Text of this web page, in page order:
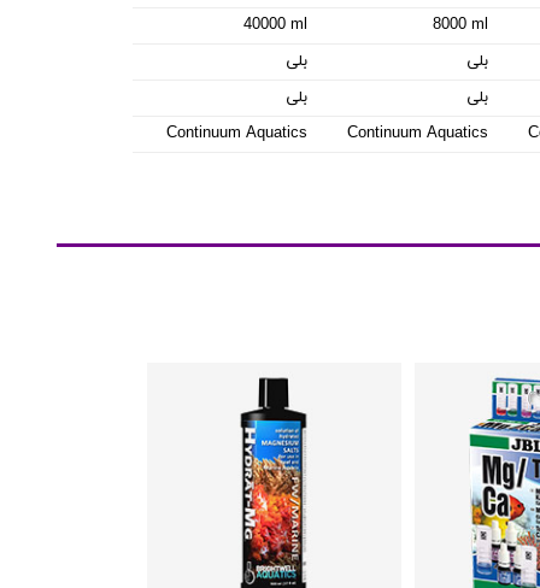
8000 ml
40000 ml
بلی
بلی
بلی
بلی
Continuum Aquatics
Continuum Aquatics